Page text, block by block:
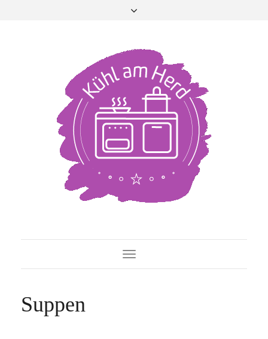
Toggle Navigation
Suppen